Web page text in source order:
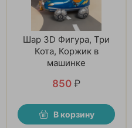
Шар 3D Фигура, Три
Кота, Коржик в
машинке
850 ₽
В корзину